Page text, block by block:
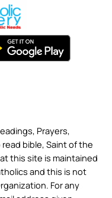
Prayers,
bible, Saint of the
this site is maintained
and this is not
For any